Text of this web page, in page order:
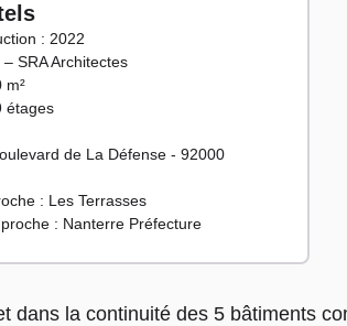
: 2022
SRA Architectes
m²
étages
de La Défense - 92000
: Les Terrasses
: Nanterre Préfecture
dans la continuité des 5 bâtiments